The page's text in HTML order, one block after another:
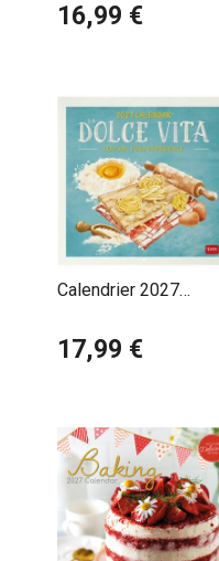
avec Poster Offert
16,99 €
Calendrier 2027
Dolce Vita
17,99 €